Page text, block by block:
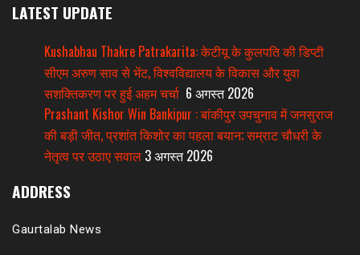
LATEST UPDATE
Kushabhau Thakre Patrakarita: केटीयू के कुलपति की डिप्टी
सीएम अरुण साव से भेंट, विश्वविद्यालय के विकास और युवा
सशक्तिकरण पर हुई अहम चर्चा 6 अगस्त 2026
Prashant Kishor Win Bankipur : बांकीपुर उपचुनाव में जनसुराज
की बड़ी जीत, प्रशांत किशोर का पहला बयान; सम्राट चौधरी के
नेतृत्व पर उठाए सवाल 3 अगस्त 2026
ADDRESS
Gaurtalab News